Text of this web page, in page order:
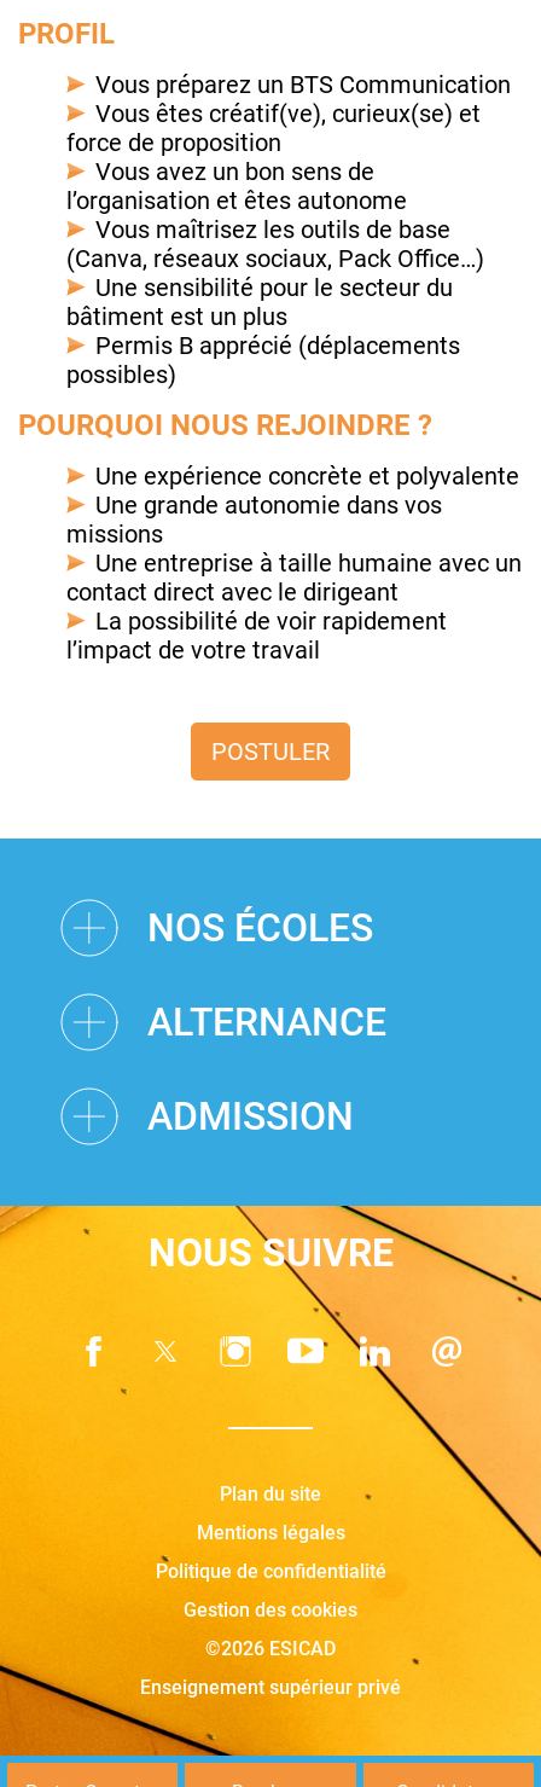
PROFIL
Vous préparez un BTS Communication
Vous êtes créatif(ve), curieux(se) et
force de proposition
Vous avez un bon sens de
l’organisation et êtes autonome
Vous maîtrisez les outils de base
(Canva, réseaux sociaux, Pack Office…)
Une sensibilité pour le secteur du
bâtiment est un plus
Permis B apprécié (déplacements
possibles)
POURQUOI NOUS REJOINDRE ?
Une expérience concrète et polyvalente
Une grande autonomie dans vos
missions
Une entreprise à taille humaine avec un
contact direct avec le dirigeant
La possibilité de voir rapidement
l’impact de votre travail
POSTULER
NOS ÉCOLES
ALTERNANCE
ADMISSION
NOUS SUIVRE
Plan du site
Mentions légales
Politique de confidentialité
Gestion des cookies
©2026 ESICAD
Enseignement supérieur privé